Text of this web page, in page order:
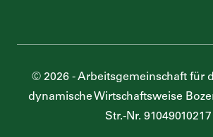
© 2026 -Arbeitsgemeinschaft für
dynamische Wirtschaftsweise
Str.-Nr. 91049010217